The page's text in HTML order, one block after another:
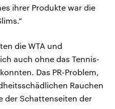
ihrer Produkte war die
die WTA und
auch ohne das Tennis-
Das PR-Problem,
Rauchen
der Schattenseiten der